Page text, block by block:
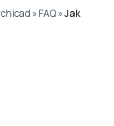
»FAQ»Jak